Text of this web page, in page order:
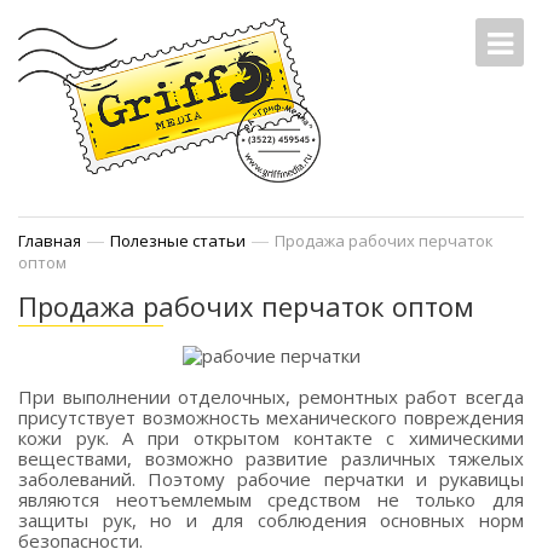
Главная — Полезные статьи — Продажа рабочих перчаток
оптом
Продажа рабочих перчаток оптом
При выполнении отделочных, ремонтных работ всегда
присутствует возможность механического повреждения
кожи рук. А при открытом контакте с химическими
веществами, возможно развитие различных тяжелых
заболеваний. Поэтому рабочие перчатки и рукавицы
являются неотъемлемым средством не только для
защиты рук, но и для соблюдения основных норм
безопасности.